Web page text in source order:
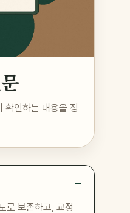
확인하는 내용을 정
로 보존하고, 교정